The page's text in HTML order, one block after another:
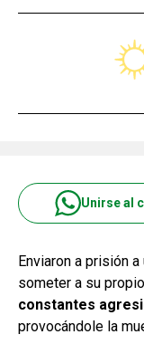
Unirse al
Enviaron a prisión
someter a su
constantes
provocándole la